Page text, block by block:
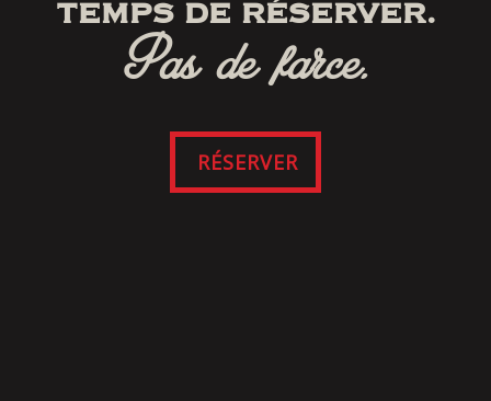
TEMPS DE RÉSERVER.
Pas de farce.
RÉSERVER